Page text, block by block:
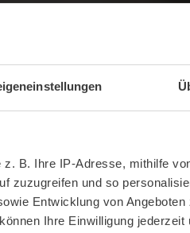
B. Ihre IP-Adresse, mithilfe
zuzugreifen und so
Entwicklung von Angeboten
Ihre Einwilligung jederzeit